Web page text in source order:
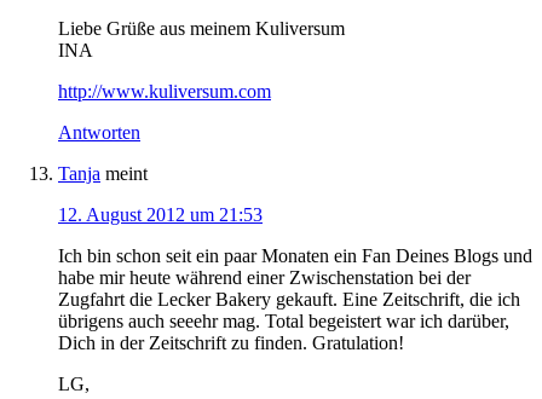
Liebe Grüße aus meinem Kuliversum
INA
http://www.kuliversum.com
Antworten
Tanja meint
12. August 2012 um 21:53
Ich bin schon seit ein paar Monaten ein Fan Deines Blogs und
habe mir heute während einer Zwischenstation bei der
Zugfahrt die Lecker Bakery gekauft. Eine Zeitschrift, die ich
übrigens auch seeehr mag. Total begeistert war ich darüber,
Dich in der Zeitschrift zu finden. Gratulation!
LG,